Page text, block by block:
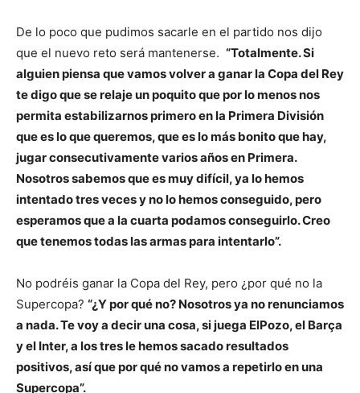
De lo poco que pudimos sacarle en el partido nos dijo
que el nuevo reto será mantenerse. “Totalmente. Si
alguien piensa que vamos volver a ganar la Copa del Rey
te digo que se relaje un poquito que por lo menos nos
permita estabilizarnos primero en la Primera División
que es lo que queremos, que es lo más bonito que hay,
jugar consecutivamente varios años en Primera.
Nosotros sabemos que es muy difícil, ya lo hemos
intentado tres veces y no lo hemos conseguido, pero
esperamos que a la cuarta podamos conseguirlo. Creo
que tenemos todas las armas para intentarlo”.
No podréis ganar la Copa del Rey, pero ¿por qué no la
Supercopa? “¿Y por qué no? Nosotros ya no renunciamos
a nada. Te voy a decir una cosa, si juega ElPozo, el Barça
y el Inter, a los tres le hemos sacado resultados
positivos, así que por qué no vamos a repetirlo en una
Supercopa”.